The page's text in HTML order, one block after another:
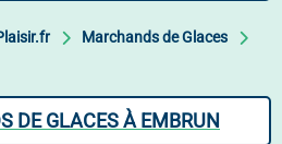
Marchands de Glaces
DE GLACES À EMBRUN